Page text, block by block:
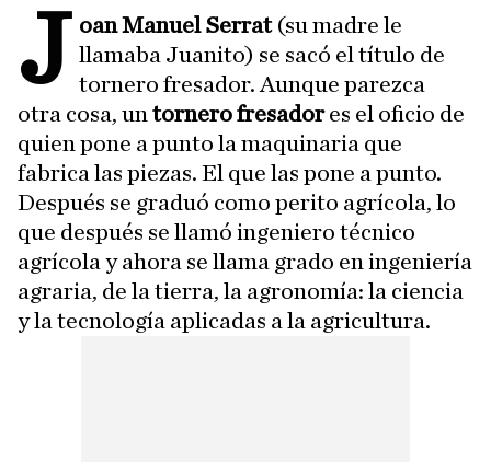
J oan Manuel Serrat(su madre le
llamaba Juanito) se sacó el título de
tornero fresador. Aunque parezca
otra cosa, un tornero fresadores el oficio de
quien pone a punto la maquinaria que
fabrica las piezas. El que las pone a punto.
Después se graduó como perito agrícola, lo
que después se llamó ingeniero técnico
agrícola y ahora se llama grado en ingeniería
agraria, de la tierra, la agronomía: la ciencia
y la tecnología aplicadas a la agricultura.